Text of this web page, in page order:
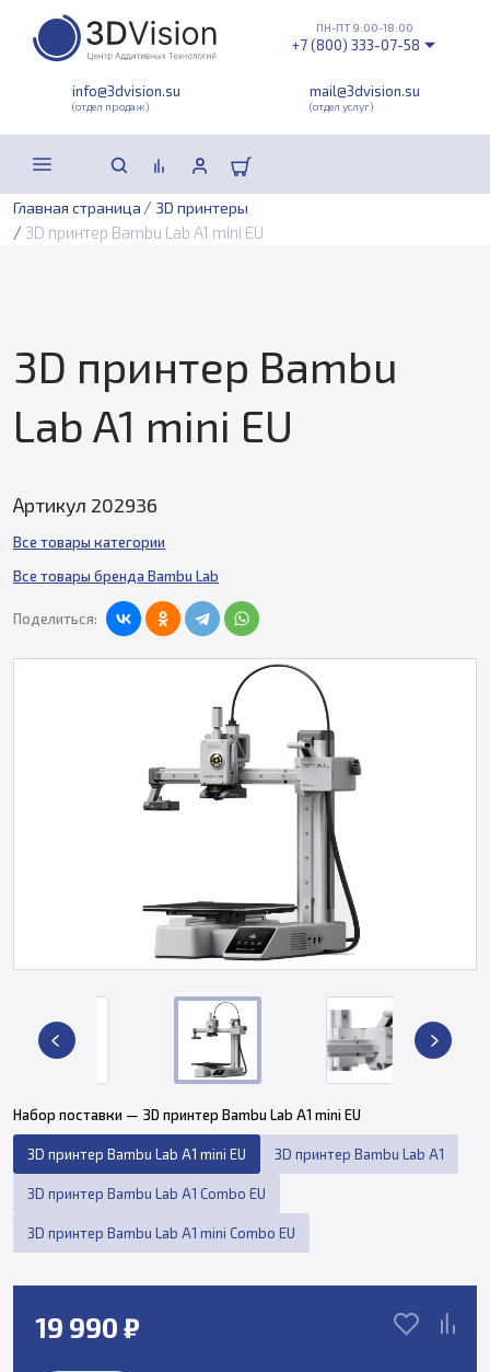
info@3dvision.su
(отдел продаж)
mail@3dvision.su
(отдел услуг)
ПН-ПТ 9:00-18:00
+7 (800) 333-07-58
Главная страница / 3D принтеры
/ 3D принтер Bambu Lab A1 mini EU
3D принтер Bambu
Lab A1 mini EU
Артикул 202936
Все товары категории
Все товары бренда Bambu Lab
Поделиться:
Набор поставки — 3D принтер Bambu Lab A1 mini EU
3D принтер Bambu Lab A1 mini EU 3D принтер Bambu Lab A1
3D принтер Bambu Lab A1 Combo EU
3D принтер Bambu Lab A1 mini Combo EU
19 990 ₽